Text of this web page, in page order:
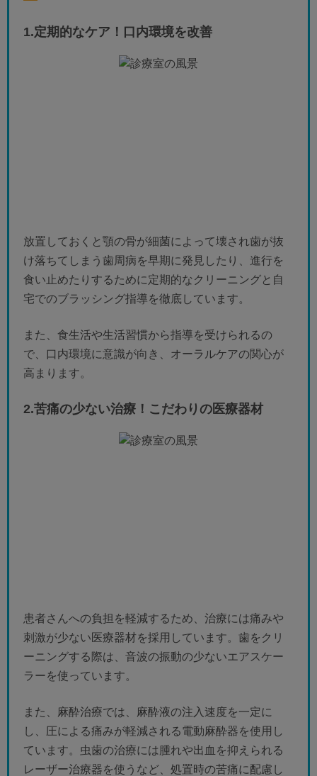
1.定期的なケア！口内環境を改善
放置しておくと顎の骨が細菌によって壊され歯が抜
け落ちてしまう歯周病を早期に発見したり、進行を
食い止めたりするために定期的なクリーニングと自
宅でのブラッシング指導を徹底しています。
また、食生活や生活習慣から指導を受けられるの
で、口内環境に意識が向き、オーラルケアの関心が
高まります。
2.苦痛の少ない治療！こだわりの医療器材
患者さんへの負担を軽減するため、治療には痛みや
刺激が少ない医療器材を採用しています。歯をクリ
ーニングする際は、音波の振動の少ないエアスケー
ラーを使っています。
また、麻酔治療では、麻酔液の注入速度を一定に
し、圧による痛みが軽減される電動麻酔器を使用し
ています。虫歯の治療には腫れや出血を抑えられる
レーザー治療器を使うなど、処置時の苦痛に配慮し